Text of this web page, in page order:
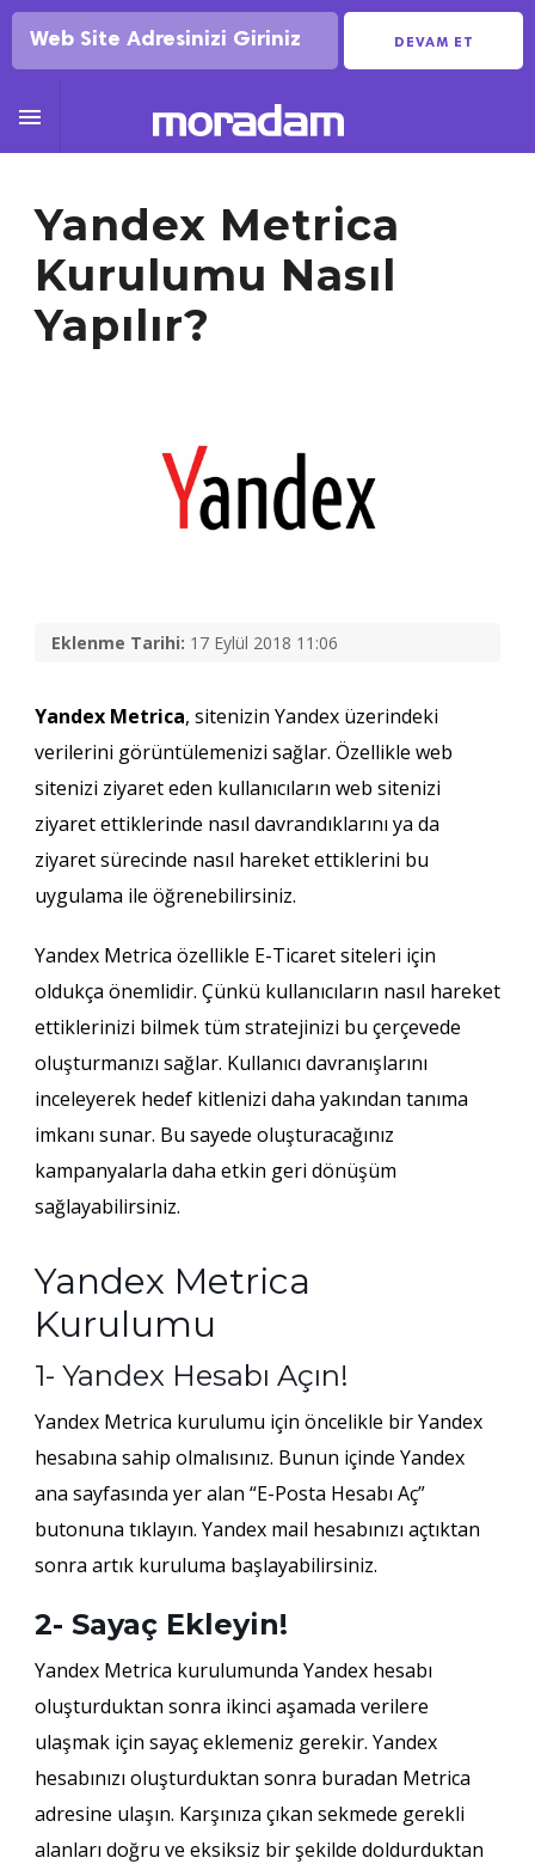
DEVAM ET

Yandex Metrica
Kurulumu Nasıl
Yapılır?
Eklenme Tarihi: 17 Eylül 2018 11:06
Yandex Metrica, sitenizin Yandex üzerindeki
verilerini görüntülemenizi sağlar. Özellikle web
sitenizi ziyaret eden kullanıcıların web sitenizi
ziyaret ettiklerinde nasıl davrandıklarını ya da
ziyaret sürecinde nasıl hareket ettiklerini bu
uygulama ile öğrenebilirsiniz.
Yandex Metrica özellikle E-Ticaret siteleri için
oldukça önemlidir. Çünkü kullanıcıların nasıl hareket
ettiklerinizi bilmek tüm stratejinizi bu çerçevede
oluşturmanızı sağlar. Kullanıcı davranışlarını
inceleyerek hedef kitlenizi daha yakından tanıma
imkanı sunar. Bu sayede oluşturacağınız
kampanyalarla daha etkin geri dönüşüm
sağlayabilirsiniz.
Yandex Metrica
Kurulumu
1- Yandex Hesabı Açın!
Yandex Metrica kurulumu için öncelikle bir Yandex
hesabına sahip olmalısınız. Bunun içinde Yandex
ana sayfasında yer alan “E-Posta Hesabı Aç”
butonuna tıklayın. Yandex mail hesabınızı açtıktan
sonra artık kuruluma başlayabilirsiniz.
2- Sayaç Ekleyin!
Yandex Metrica kurulumunda Yandex hesabı
oluşturduktan sonra ikinci aşamada verilere
ulaşmak için sayaç eklemeniz gerekir. Yandex
hesabınızı oluşturduktan sonra buradan Metrica
adresine ulaşın. Karşınıza çıkan sekmede gerekli
alanları doğru ve eksiksiz bir şekilde doldurduktan